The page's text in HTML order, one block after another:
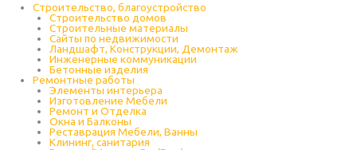
Строительство, благоустройство
Строительство домов
Строительные материалы
Сайты по недвижимости
Ландшафт, Конструкции, Демонтаж
Инженерные коммуникации
Бетонные изделия
Ремонтные работы
Элементы интерьера
Изготовление Мебели
Ремонт и Отделка
Окна и Балконы
Реставрация Мебели, Ванны
Клининг, санитария